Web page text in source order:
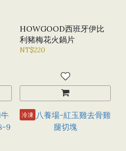
HOWGOOD西班牙伊比
利豬梅花火鍋片
NT$220
冷凍